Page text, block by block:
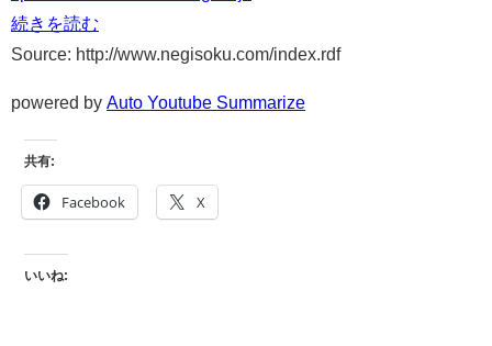
続きを読む
Source: http://www.negisoku.com/index.rdf
powered by Auto Youtube Summarize
共有:
Facebook X
いいね: